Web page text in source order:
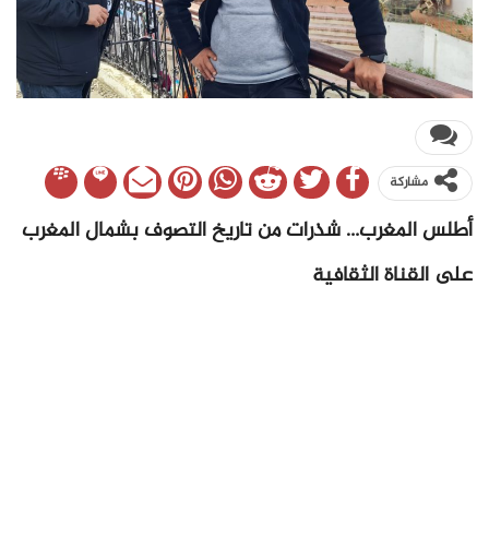
مشاركة
أطلس المغرب…شذرات من تاريخ التصوف بشمال المغرب
على القناة الثقافية